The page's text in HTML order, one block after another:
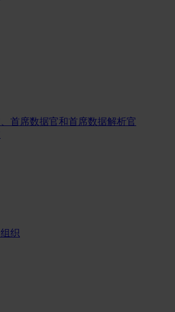
首席数据官和首席数据解析官
织